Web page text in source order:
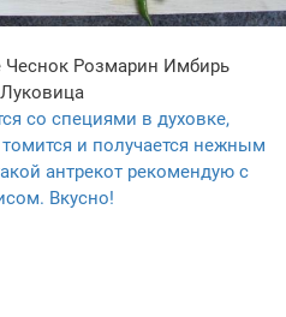
Чеснок Розмарин Имбирь
Луковица
со специями в духовке,
и получается нежным
антрекот рекомендую с
Вкусно!